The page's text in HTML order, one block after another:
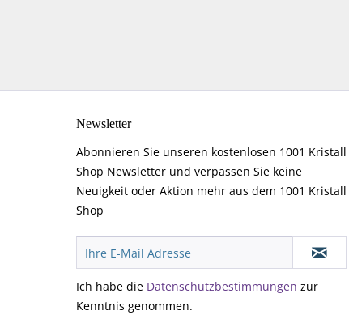
Newsletter
Abonnieren Sie unseren kostenlosen 1001 Kristall
Shop Newsletter und verpassen Sie keine
Neuigkeit oder Aktion mehr aus dem 1001 Kristall
Shop
Ich habe die Datenschutzbestimmungen zur
Kenntnis genommen.